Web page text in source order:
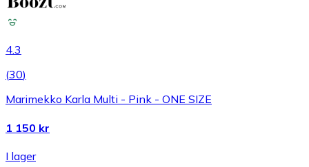
4.3
(30)
Marimekko Karla Multi - Pink - ONE SIZE
1 150 kr
I lager